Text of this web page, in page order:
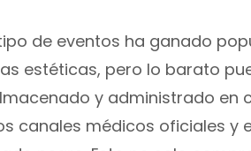
de eventos ha ganado
estéticas, pero lo barato
y administrado en
canales médicos oficiales y